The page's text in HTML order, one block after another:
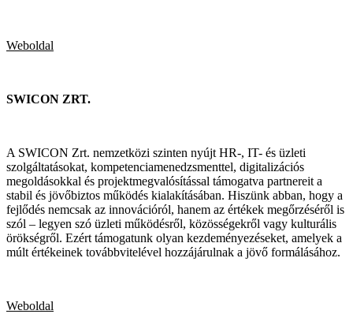
Weboldal
SWICON ZRT.
A SWICON Zrt. nemzetközi szinten nyújt HR-, IT- és üzleti
szolgáltatásokat, kompetenciamenedzsmenttel, digitalizációs
megoldásokkal és projektmegvalósítással támogatva partnereit a
stabil és jövőbiztos működés kialakításában. Hiszünk abban, hogy a
fejlődés nemcsak az innovációról, hanem az értékek megőrzéséről is
szól – legyen szó üzleti működésről, közösségekről vagy kulturális
örökségről. Ezért támogatunk olyan kezdeményezéseket, amelyek a
múlt értékeinek továbbvitelével hozzájárulnak a jövő formálásához.
Weboldal